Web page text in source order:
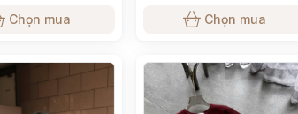
Chọn mua Chọn mua